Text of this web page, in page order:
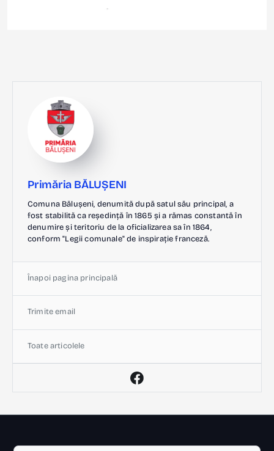
Primăria BĂLUȘENI
Comuna Bălușeni, denumită după satul său principal, a
fost stabilită ca reședință în 1865 și a rămas constantă în
denumire și teritoriu de la oficializarea sa în 1864,
conform "Legii comunale" de inspirație franceză.
Înapoi pagina principală
Trimite email
Toate articolele